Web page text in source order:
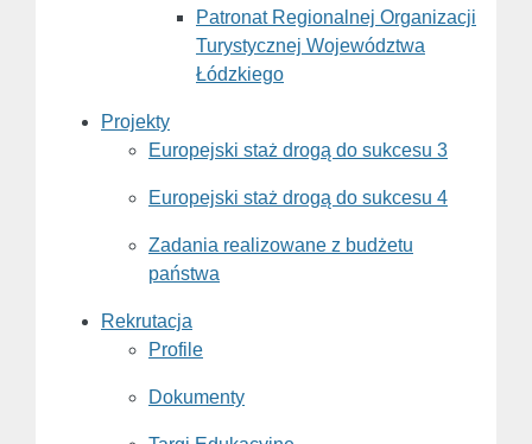
Patronat Regionalnej Organizacji
Turystycznej Województwa
Łódzkiego
Projekty
Europejski staż drogą do sukcesu 3
Europejski staż drogą do sukcesu 4
Zadania realizowane z budżetu
państwa
Rekrutacja
Profile
Dokumenty